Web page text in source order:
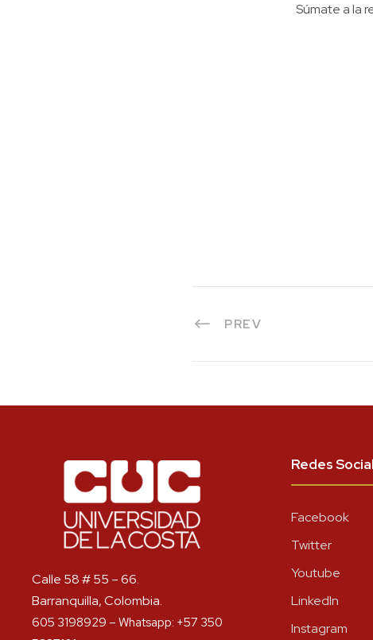
Súmate a la
PREV
Calle 58 # 55 – 66.
Barranquilla, Colombia.
605 3198929 – Whatsapp: +57 350
Redes
Facebook
Twitter
Youtube
LinkedIn
Instagram